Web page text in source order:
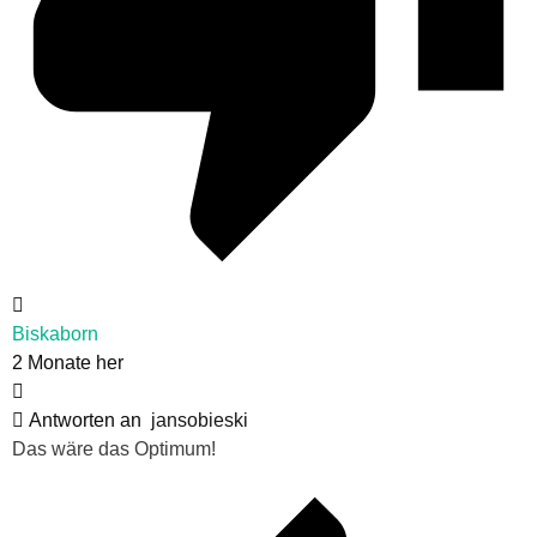
Biskaborn
2 Monate her
Antworten an jansobieski
Das wäre das Optimum!